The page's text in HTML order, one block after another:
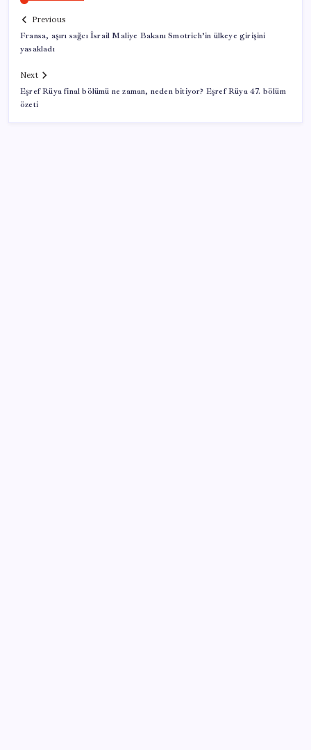
Previous
Fransa, aşırı sağcı İsrail Maliye Bakanı Smotrich’in ülkeye girişini
yasakladı
Next
Eşref Rüya final bölümü ne zaman, neden bitiyor? Eşref Rüya 47. bölüm
özeti